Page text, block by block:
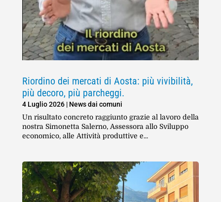
Riordino dei mercati di Aosta: più vivibilità,
più decoro, più parcheggi.
4 Luglio 2026| News dai comuni
Un risultato concreto raggiunto grazie al lavoro della
nostra Simonetta Salerno, Assessora allo Sviluppo
economico, alle Attività produttive e...